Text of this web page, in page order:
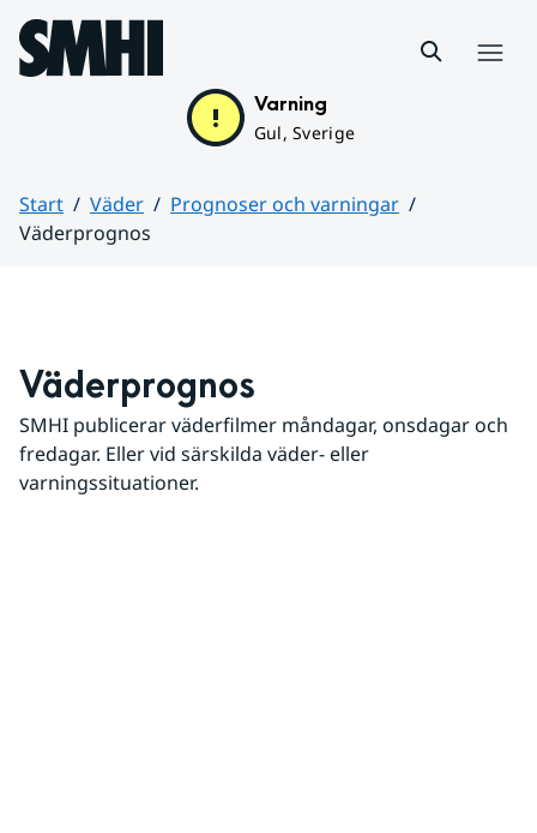
Hoppa till sidans innehåll
Varning
Gul, Sverige
Start Väder
Prognoser och varningar
Väderprognos
Väderprognos
SMHI publicerar väderfilmer måndagar, onsdagar och
fredagar. Eller vid särskilda väder- eller
varningssituationer.